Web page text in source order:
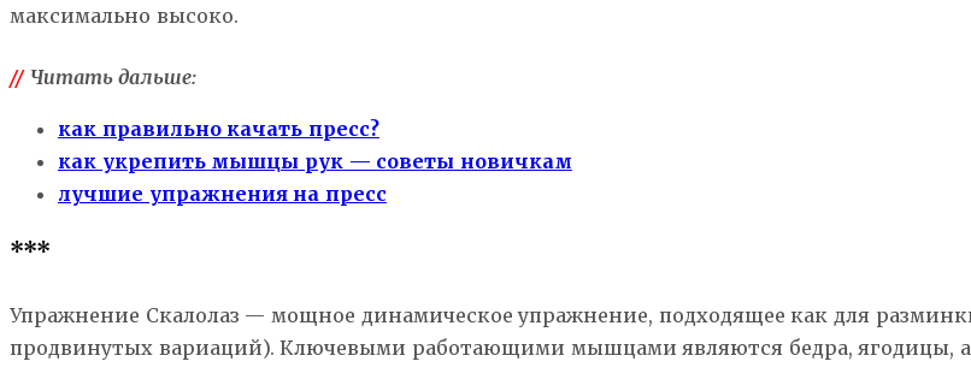
максимально высоко.
//Читать дальше:
как правильно качать пресс?
как укрепить мышцы рук — советы новичкам
лучшие упражнения на пресс
***
Упражнение Скалолаз — мощное динамическое упражнение, подходящее как для
продвинутых вариаций). Ключевыми работающими мышцами являются бедра, ягодицы, а